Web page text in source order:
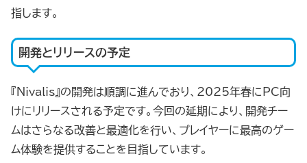
指します。
開発とリリースの予定
『Nivalis』の開発は順調に進んでおり、2025年春にPC向
けにリリースされる予定です。今回の延期により、開発チー
ムはさらなる改善と最適化を行い、プレイヤーに最高のゲー
ム体験を提供することを目指しています。